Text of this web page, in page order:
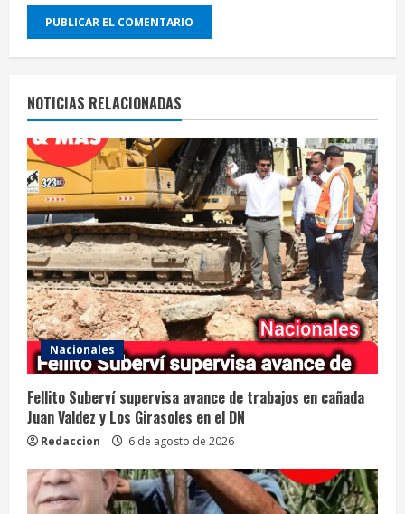
NOTICIAS RELACIONADAS
Nacionales
Fellito Suberví supervisa avance de trabajos en cañada
Juan Valdez y Los Girasoles en el DN
Redaccion 6 de agosto de 2026